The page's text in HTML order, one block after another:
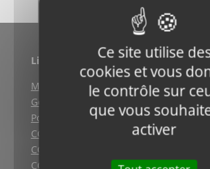
Ce site utilise
cookies et vous
le contrôle sur
que vous
activer
RETOUR
Liens utiles
Mentions légales
Gestion des cookies
Politique de confidentialité
CGV (Weyersheim)
CGV (Strasbourg)
CGV (Lyon)